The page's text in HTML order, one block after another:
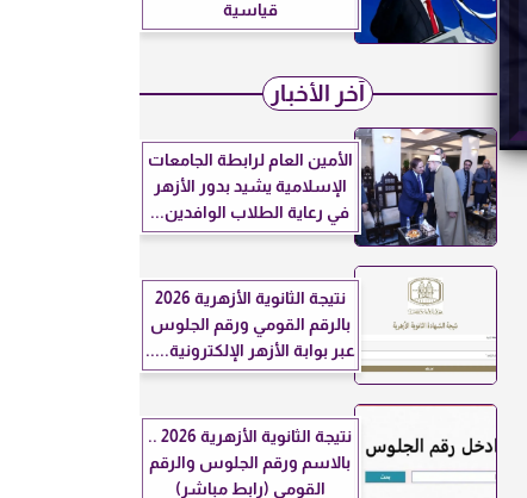
قياسية
آخر الأخبار
الأمين العام لرابطة الجامعات
الإسلامية يشيد بدور الأزهر
في رعاية الطلاب الوافدين...
نتيجة الثانوية الأزهرية 2026
بالرقم القومي ورقم الجلوس
عبر بوابة الأزهر الإلكترونية.....
نتيجة الثانوية الأزهرية 2026 ..
بالاسم ورقم الجلوس والرقم
القومي (رابط مباشر)